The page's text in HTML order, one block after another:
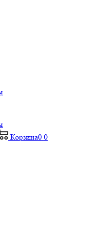
Корзина0 0